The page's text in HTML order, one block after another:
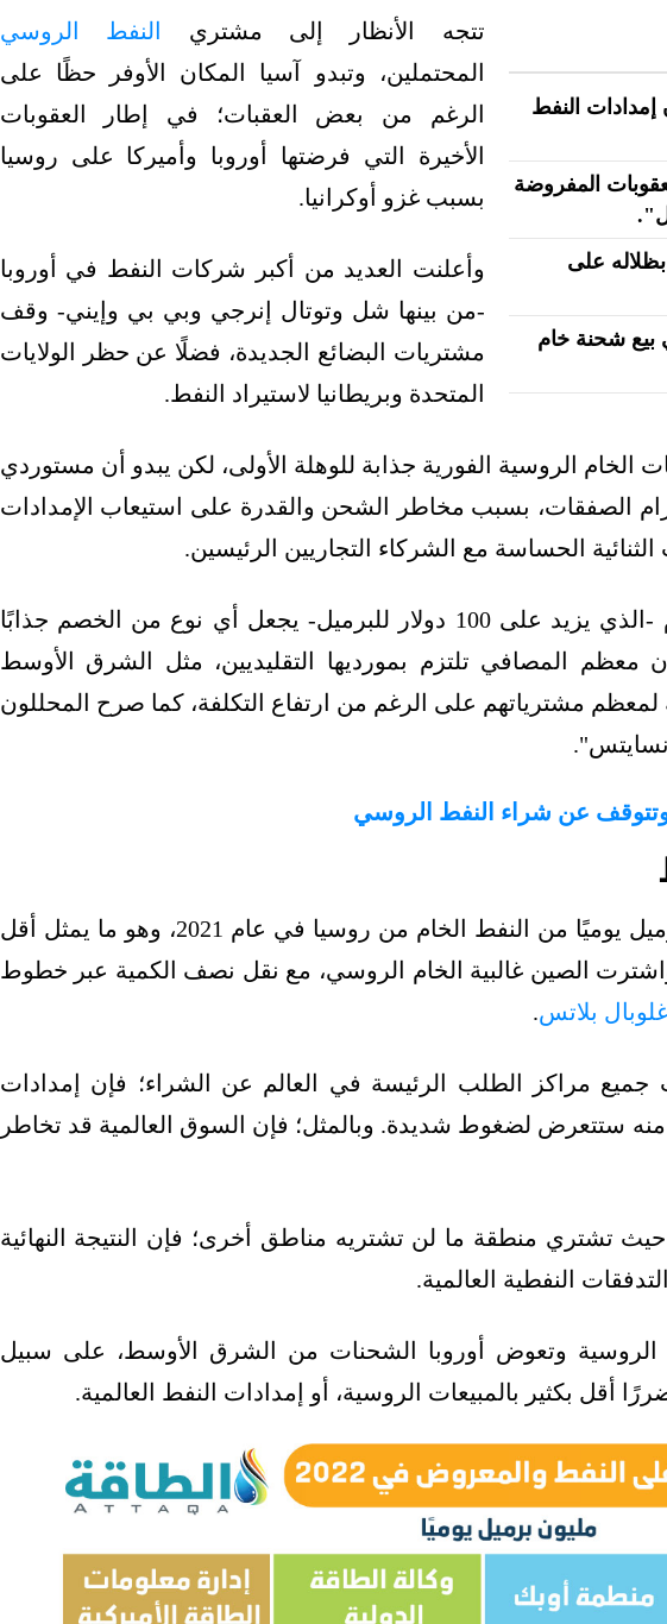
إمدادات النفط
المفروضة
على
بيع شحنة خام
تتجه الأنظار إلى مشتري النفط الروسي
المحتملين، وتبدو آسيا المكان الأوفر حظًا على
الرغم من بعض العقبات؛ في إطار العقوبات
الأخيرة التي فرضتها أوروبا وأميركا على روسيا
بسبب غزو أوكرانيا.
وأعلنت العديد من أكبر شركات النفط في أوروبا
-من بينها شل وتوتال إنرجي وبي بي وإيني- وقف
مشتريات البضائع الجديدة، فضلًا عن حظر الولايات
المتحدة وبريطانيا لاستيراد النفط.
الخام الروسية الفورية جذابة للوهلة الأولى، لكن يبدو أن مستوردي
الصفقات، بسبب مخاطر الشحن والقدرة على استيعاب الإمدادات
الحساسة مع الشركاء التجاريين الرئيسين.
وعلى الرغم من أن النفط الخام -الذي يزيد على 100 دولار للبرميل- يجعل أي نوع من الخصم جذابًا
معظم المصافي تلتزم بمورديها التقليديين، مثل الشرق الأوسط
لمعظم مشترياتهم على الرغم من ارتفاع التكلفة، كما صرح المحللون
عن شراء النفط الروسي
استوردت آسيا نحو 1.6 مليون برميل يوميًا من النفط الخام من روسيا في عام 2021، وهو ما يمثل أقل
واشترت الصين غالبية الخام الروسي، مع نقل نصف الكمية عبر خطوط
بلاتس.
جميع مراكز الطلب الرئيسة في العالم عن الشراء؛ فإن إمدادات
ستتعرض لضغوط شديدة. وبالمثل؛ فإن السوق العالمية قد تخاطر
تشتري منطقة ما لن تشتريه مناطق أخرى؛ فإن النتيجة النهائية
النفطية العالمية.
الروسية وتعوض أوروبا الشحنات من الشرق الأوسط، على سبيل
أقل بكثير بالمبيعات الروسية، أو إمدادات النفط العالمية.